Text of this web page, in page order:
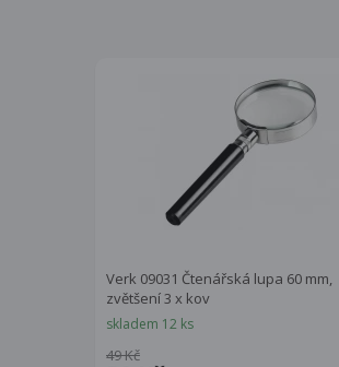
Verk 09031 Čtenářská lupa 60 mm,
zvětšení 3 x kov
skladem 12 ks
49 Kč